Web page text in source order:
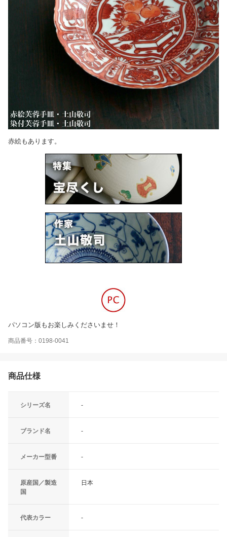
赤絵もあります。
パソコン版もお楽しみくださいませ！
商品番号：0198-0041
商品仕様
シリーズ名 -
ブランド名 -
メーカー型番 -
原産国／製造
国
日本
代表カラー -